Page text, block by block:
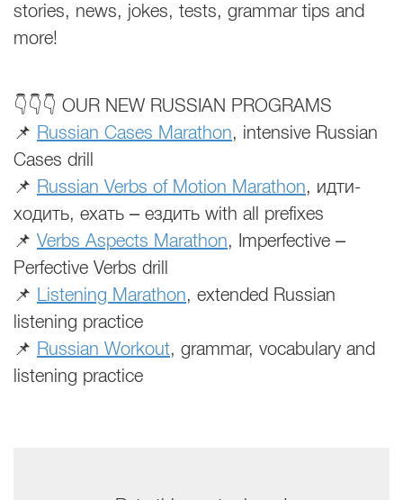
stories, news, jokes, tests, grammar tips and
more!
👇👇👇 OUR NEW RUSSIAN PROGRAMS
📌 Russian Cases Marathon, intensive Russian
Cases drill
📌 Russian Verbs of Motion Marathon, идти-
ходить, ехать – ездить with all prefixes
📌 Verbs Aspects Marathon, Imperfective –
Perfective Verbs drill
📌
Listening Marathon, extended Russian
listening practice
📌 Russian Workout, grammar, vocabulary and
listening practice